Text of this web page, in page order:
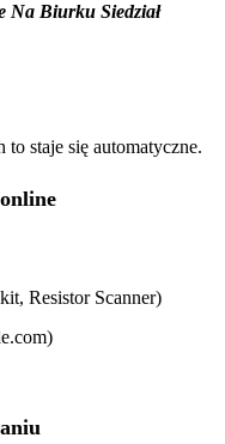
Na Biurku Siedział
to staje się automatyczne.
Resistor Scanner)